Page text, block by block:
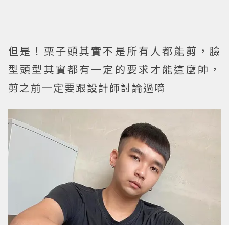
但是！栗子頭其實不是所有人都能剪，臉
型頭型其實都有一定的要求才能這麼帥，
剪之前一定要跟設計師討論過唷